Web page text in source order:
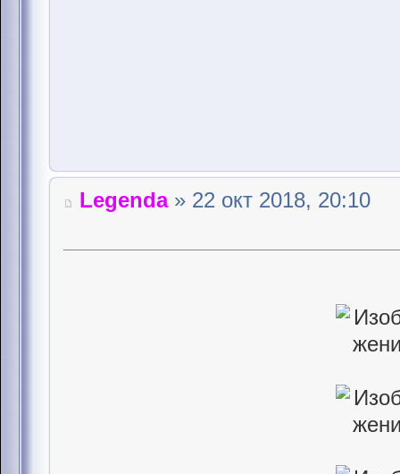
Legenda» 22 окт 2018, 20:10